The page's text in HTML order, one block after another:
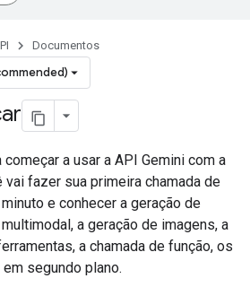
Documentos
a usar a API Gemini com a
vai fazer sua primeira chamada de
e conhecer a geração de
a geração de imagens, a
a chamada de função, os
segundo plano.